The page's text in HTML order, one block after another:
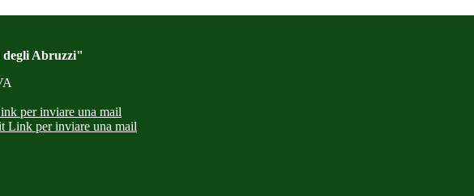
Abruzzi"
per inviare una mail
Link per inviare una mail